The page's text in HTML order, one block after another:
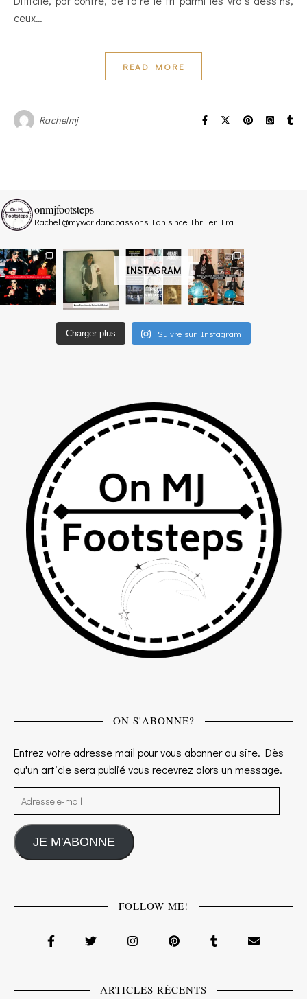
ceux…
READ MORE
Rachelmj
INSTAGRAM
onmjfootsteps
Rachel @myworldandpassions Fan since Thriller Era
Charger plus Suivre sur Instagram
ON S'ABONNE?
Entrez votre adresse mail pour vous abonner au site. Dès
qu'un article sera publié vous recevrez alors un message.
Adresse e-mail
JE M'ABONNE
FOLLOW ME!
ARTICLES RÉCENTS